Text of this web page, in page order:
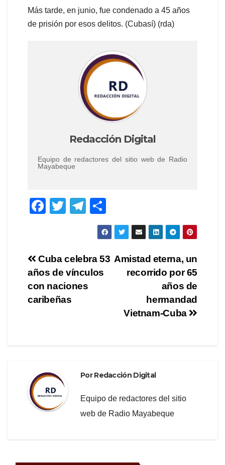
Más tarde, en junio, fue condenado a 45 años
de prisión por esos delitos. (Cubasí) (rda)
Redacción Digital
Equipo de redactores del sitio web de Radio
Mayabeque
F
e
b
o
o
T
er
T
el
gr
a
m
o
m
p
Navegación
de
entradas
Amistad eterna, un
recorrido por 65
años de
hermandad
Vietnam-Cuba
Cuba celebra 53
años de vínculos
con naciones
caribeñas
PorRedacción Digital
Equipo de redactores del sitio
web de Radio Mayabeque